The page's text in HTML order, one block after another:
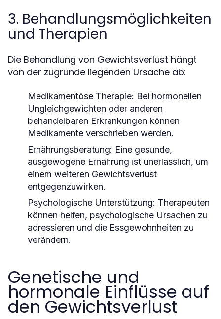
3. Behandlungsmöglichkeiten
und Therapien
Die Behandlung von Gewichtsverlust hängt
von der zugrunde liegenden Ursache ab:
Medikamentöse Therapie: Bei hormonellen
Ungleichgewichten oder anderen
behandelbaren Erkrankungen können
Medikamente verschrieben werden.
Ernährungsberatung: Eine gesunde,
ausgewogene Ernährung ist unerlässlich, um
einem weiteren Gewichtsverlust
entgegenzuwirken.
Psychologische Unterstützung: Therapeuten
können helfen, psychologische Ursachen zu
adressieren und die Essgewohnheiten zu
verändern.
Genetische und
hormonale Einflüsse auf
den Gewichtsverlust